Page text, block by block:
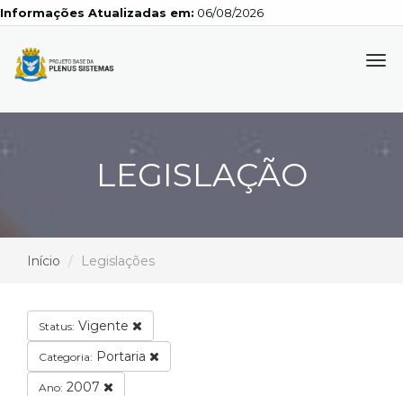
Atualizadas em: 06/08/2026
LEGISLAÇÃO
Início Legislações
Status: Vigente
Categoria: Portaria
Ano: 2007